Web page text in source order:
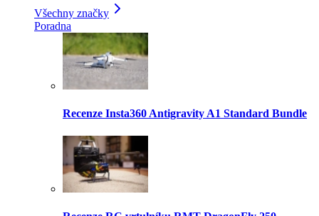
Všechny značky
Poradna
Recenze Insta360 Antigravity A1 Standard Bundle